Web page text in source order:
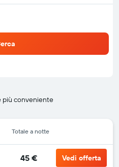
più conveniente
Totale a notte
45 € Vedi offerta